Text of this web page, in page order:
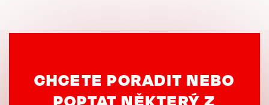
CHCETE PORADIT NEBO
POPTAT NĚKTERÝ Z